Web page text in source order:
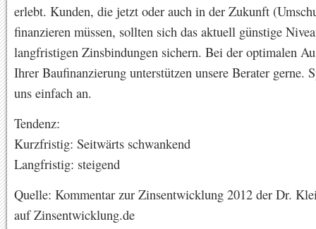
erlebt. Kunden, die jetzt oder auch in der Zukunft
finanzieren müssen, sollten sich das aktuell günstige
langfristigen Zinsbindungen sichern. Bei der optimalen
Ihrer Baufinanzierung unterstützen unsere Berater gerne.
uns einfach an.
Tendenz:
Kurzfristig: Seitwärts schwankend
Langfristig: steigend
Quelle: Kommentar zur Zinsentwicklung 2012 der Dr.
auf Zinsentwicklung.de